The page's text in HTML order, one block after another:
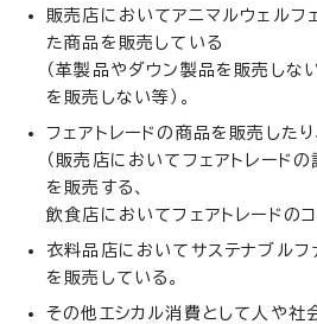
販売店においてアニマルウェルフ
た商品を販売している
（革製品やダウン製品を販売しな
を販売しない等）。
フェアトレードの商品を販売したり
（販売店においてフェアトレード
を販売する、
飲食店においてフェアトレードのコ
衣料品店においてサステナブルフ
を販売している。
その他エシカル消費として人や社